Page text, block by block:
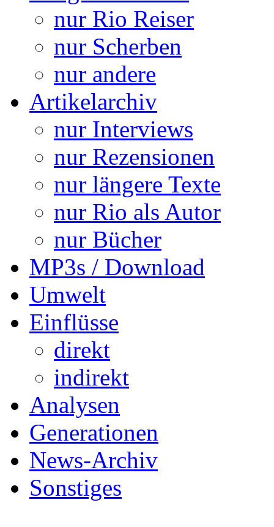
nur Rio Reiser
nur Scherben
nur andere
Artikelarchiv
nur Interviews
nur Rezensionen
nur längere Texte
nur Rio als Autor
nur Bücher
MP3s / Download
Umwelt
Einflüsse
direkt
indirekt
Analysen
Generationen
News-Archiv
Sonstiges